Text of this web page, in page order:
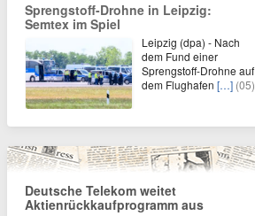
Sprengstoff-Drohne in Leipzig:
Semtex im Spiel
Leipzig (dpa) - Nach
dem Fund einer
Sprengstoff-Drohne auf
dem Flughafen […] (05)
Deutsche Telekom weitet
Aktienrückkaufprogramm aus